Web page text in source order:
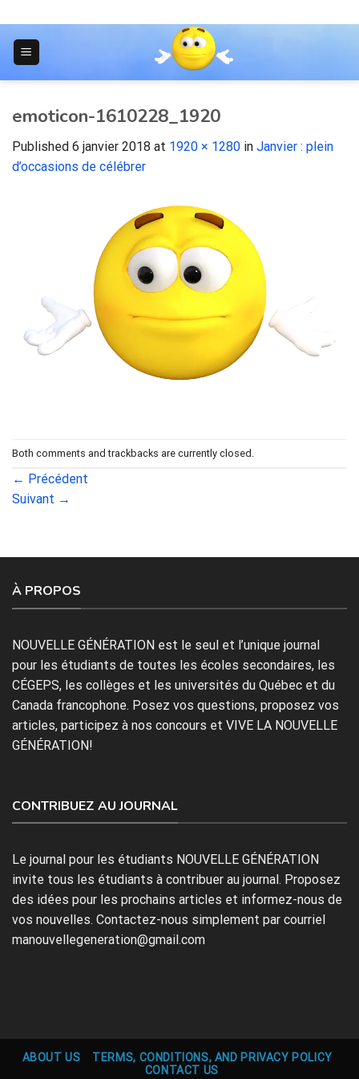
to
content
emoticon-1610228_1920
Published 6 janvier 2018 at 1920 × 1280 in Janvier : plein
d’occasions de célébrer
Both comments and trackbacks are currently closed.
← Précédent
Suivant →
À PROPOS
NOUVELLE GÉNÉRATION est le seul et l’unique journal
pour les étudiants de toutes les écoles secondaires, les
CÉGEPS, les collèges et les universités du Québec et du
Canada francophone. Posez vos questions, proposez vos
articles, participez à nos concours et VIVE LA NOUVELLE
GÉNÉRATION!
CONTRIBUEZ AU JOURNAL
Le journal pour les étudiants NOUVELLE GÉNÉRATION
invite tous les étudiants à contribuer au journal. Proposez
des idées pour les prochains articles et informez-nous de
vos nouvelles. Contactez-nous simplement par courriel
manouvellegeneration@gmail.com
ABOUT US
TERMS, CONDITIONS, AND PRIVACY POLICY
CONTACT US